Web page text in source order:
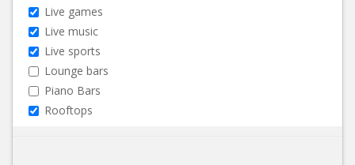
Live games
Live music
Live sports
Lounge bars
Piano Bars
Rooftops